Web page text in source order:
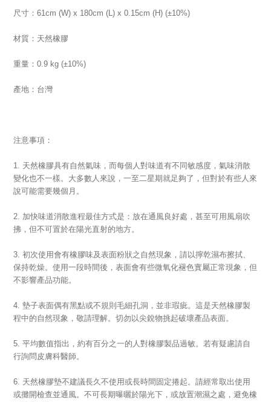
尺寸：61cm (W) x 180cm (L) x 0.15cm (H) (±10%)
材質：天然橡膠
重量：0.9 kg (±10%)
產地：台灣
注意事項：
1. 天然橡膠具有自然氣味，而每個人對味道有不同敏感度，氣味消散
變化也不一樣。大多數人來說，一至二星期就足夠了，但對於有些人來
說可能需要幾個月。
2. 加快味道消散進程最佳方式是：放在通風良好處，甚至可用風扇吹
拂，但不可置於在陽光直射的地方。
3. 初次使用會有橡膠味及表面粉狀之自然現象，請以擰乾濕布擦拭、
保持乾燥。使用一段時間後，表面會有些微氧化褪色實屬正常現象，但
不影響產品功能。
4. 墊子表面偶有黑點或不規則毛細孔洞，並非瑕疵。這是天然橡膠製
程中的自然現象，敬請理解。切勿以尖銳物挑起破壞產品表面。
5. 平均數值指出，約有百分之一的人對橡膠製品過敏。若有疑慮請自
行詢問皮膚科醫師。
6. 天然橡膠墊不建議長久不使用或長時間固定捲起。請經常取出使用
或攤開檢查並通風。不可長期曝曬於陽光下，或放置潮濕之處，避免橡